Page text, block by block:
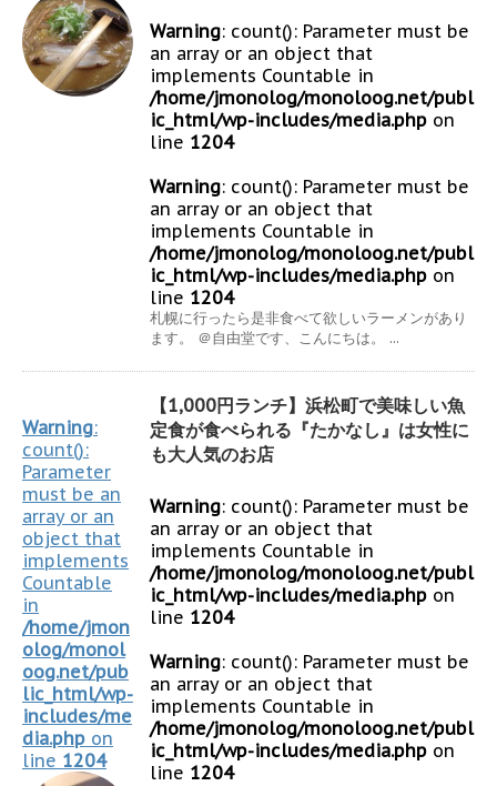
Warning: count(): Parameter must be
an array or an object that
implements Countable in
/home/jmonolog/monoloog.net/publ
ic_html/wp-includes/media.php on
line 1204
Warning: count(): Parameter must be
an array or an object that
implements Countable in
/home/jmonolog/monoloog.net/publ
ic_html/wp-includes/media.php on
line 1204
札幌に行ったら是非食べて欲しいラーメンがあり
ます。 ＠自由堂です、こんにちは。 ...
Warning:
count():
Parameter
must be an
array or an
object that
implements
Countable
in
/home/jmon
olog/monol
oog.net/pub
lic_html/wp-
includes/me
dia.php on
line 1204
【1,000円ランチ】浜松町で美味しい魚
定食が食べられる『たかなし』は女性に
も大人気のお店
Warning: count(): Parameter must be
an array or an object that
implements Countable in
/home/jmonolog/monoloog.net/publ
ic_html/wp-includes/media.php on
line 1204
Warning: count(): Parameter must be
an array or an object that
implements Countable in
/home/jmonolog/monoloog.net/publ
ic_html/wp-includes/media.php on
line 1204